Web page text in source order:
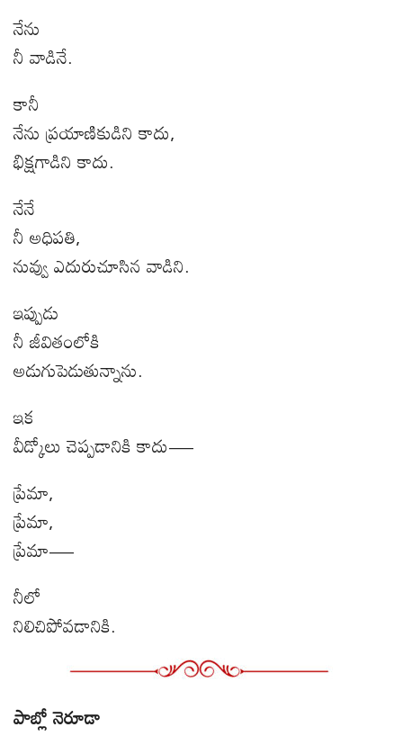
నేను
నీ వాడినే.
కానీ
నేను ప్రయాణికుడిని కాదు,
భిక్షగాడిని కాదు.
నేనే
నీ అధిపతి,
నువ్వు ఎదురుచూసిన వాడిని.
ఇప్పుడు
నీ జీవితంలోకి
అడుగుపెడుతున్నాను.
ఇక
వీడ్కోలు చెప్పడానికి కాదు—
ప్రేమా,
ప్రేమా,
ప్రేమా—
నీలో
నిలిచిపోవడానికి.
పాబ్లో నెరూడా